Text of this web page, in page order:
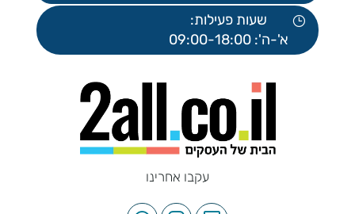
שעות פעילות:
א'-ה': 09:00-18:00
עקבו אחרינו